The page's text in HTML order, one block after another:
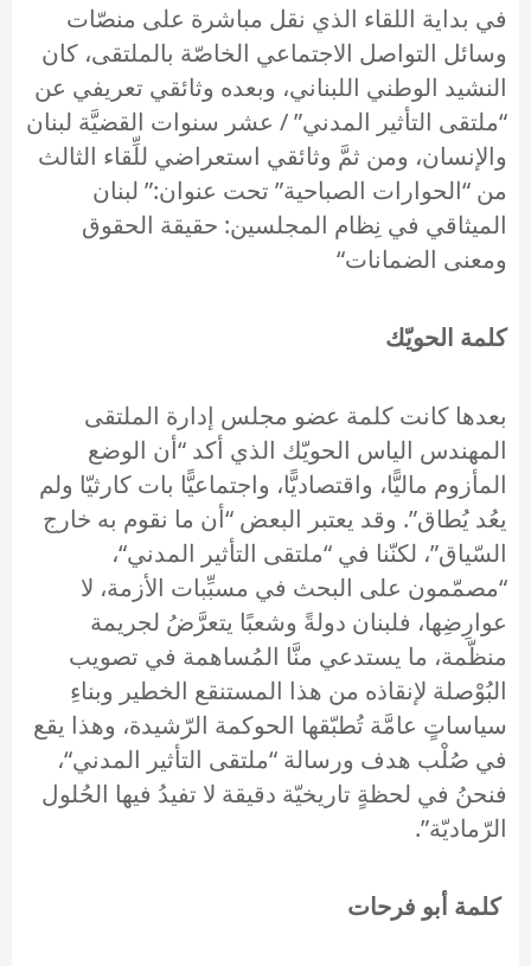
في بداية اللقاء الذي نقل مباشرة على منصّات
وسائل التواصل الاجتماعي الخاصّة بالملتقى، كان
النشيد الوطني اللبناني، وبعده وثائقي تعريفي عن
“ملتقى التأثير المدني” / عشر سنوات القضيَّة لبنان
والإنسان، ومن ثمَّ وثائقي استعراضي للِّقاء الثالث
من “الحوارات الصباحية” تحت عنوان:” لبنان
الميثاقي في نِظام المجلسين: حقيقة الحقوق
ومعنى الضمانات“
كلمة الحويّك
بعدها كانت كلمة عضو مجلس إدارة الملتقى
المهندس الياس الحويّك الذي أكد “أن الوضع
المأزوم ماليًّا، واقتصاديًّا، واجتماعيًّا بات كارثيّا ولم
يعُد يُطاق”. وقد يعتبر البعض “أن ما نقوم به خارج
السّياق”، لكنّنا في “ملتقى التأثير المدني“،
“مصمّمون على البحث في مسبِّبات الأزمة، لا
عوارِضِها، فلبنان دولةً وشعبًا يتعرَّضُ لجريمة
منظّمة، ما يستدعي منَّا المُساهمة في تصويب
البُوْصلة لإنقاذه من هذا المستنقع الخطير وبناءِ
سياساتٍ عامَّة تُطبّقها الحوكمة الرّشيدة، وهذا يقع
في صُلْب هدف ورسالة “ملتقى التأثير المدني“،
فنحنُ في لحظةٍ تاريخيّة دقيقة لا تفيدُ فيها الحُلول
الرّماديّة”.
كلمة أبو فرحات